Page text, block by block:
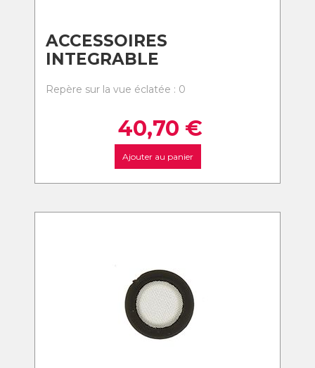
ACCESSOIRES
INTEGRABLE
Repère sur la vue éclatée : 0
40,70 €
Ajouter au panier